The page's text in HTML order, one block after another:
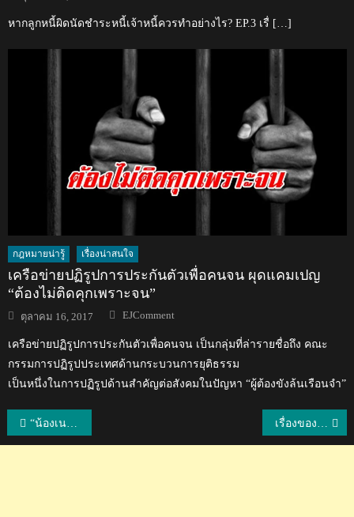
หากลูกหนี้ผิดนัดชำระหนี้เจ้าหนี้ควรทำอย่างไร? EP.3 เรื่ […]
กฎหมายน่ารู้ เรื่องน่าสนใจ
เครือข่ายปฏิรูปการประกันตัวเพื่อคนจน ผุดแคมเปญ
“ต้องไม่ติดคุกเพราะจน”
Posted
on
ตุลาคม 16, 2017 Author
EJComment
เครือข่ายปฏิรูปการประกันตัวเพื่อคนจน เป็นกลุ่มที่ล่ารายชื่อถึง คณะ
กรรมการปฏิรูปประเทศด้านกระบวนการยุติธรรม
เป็นหนึ่งในการปฏิรูปด้านสำคัญต่อสังคมในปัญหา “ผู้ต้องขังล้นเรือนจำ”
แนะแนว
“น้องเนย” สาวน้อยนักตบ กระเบื้องแตก!! ซูเปอร์เท็น เรื่องของลูกหนี้ควรรู้หากถูกทวงหนี้จากเจ้าหนี้